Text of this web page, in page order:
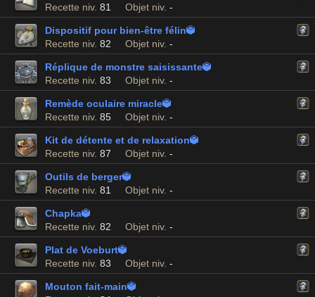
Recette niv. 81 Objet niv. -
Dispositif pour bien-être félin
Recette niv. 82 Objet niv. -
Réplique de monstre saisissante
Recette niv. 83 Objet niv. -
Remède oculaire miracle
Recette niv. 85 Objet niv. -
Kit de détente et de relaxation
Recette niv. 87 Objet niv. -
Outils de berger
Recette niv. 81 Objet niv. -
Chapka
Recette niv. 82 Objet niv. -
Plat de Voeburt
Recette niv. 83 Objet niv. -
Mouton fait-main